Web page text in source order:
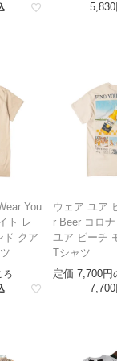
5,830
You
ト レ
ド クア
ろ
ウェア ユア
r Beer コロ
ユア ビーチ
Tシャツ
定価 7,700
7,700